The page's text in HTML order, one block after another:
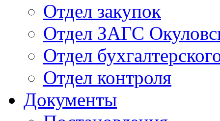
Отдел закупок
Отдел ЗАГС
Отдел
Отдел контроля
Документы